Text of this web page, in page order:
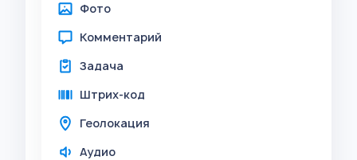
Фото
Комментарий
Задача
Штрих-код
Геолокация
Аудио